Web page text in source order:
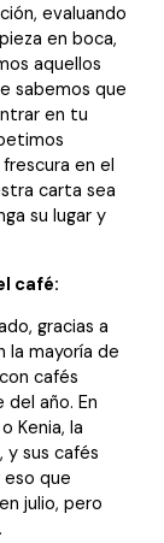
evaluando
en boca,
aquellos
sabemos que
en tu
en el
carta sea
su lugar y
café:
gracias a
la mayoría de
cafés
año. En
Kenia, la
y sus cafés
eso que
julio, pero